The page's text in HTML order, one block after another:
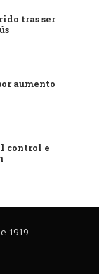
tras ser
aumento
control e
1919